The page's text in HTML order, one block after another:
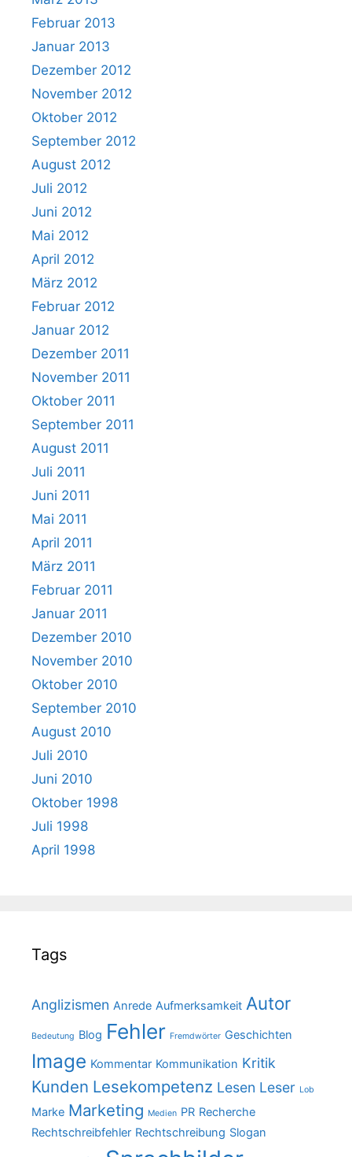
Februar 2013
Januar 2013
Dezember 2012
November 2012
Oktober 2012
September 2012
August 2012
Juli 2012
Juni 2012
Mai 2012
April 2012
März 2012
Februar 2012
Januar 2012
Dezember 2011
November 2011
Oktober 2011
September 2011
August 2011
Juli 2011
Juni 2011
Mai 2011
April 2011
März 2011
Februar 2011
Januar 2011
Dezember 2010
November 2010
Oktober 2010
September 2010
August 2010
Juli 2010
Juni 2010
Oktober 1998
Juli 1998
April 1998
Tags
Anglizismen Anrede Aufmerksamkeit Autor
Bedeutung Blog Fehler Fremdwörter Geschichten
Image Kommentar Kommunikation Kritik
Kunden Lesekompetenz Lesen Leser Lob
Marke Marketing Medien PR Recherche
Rechtschreibfehler Rechtschreibung Slogan